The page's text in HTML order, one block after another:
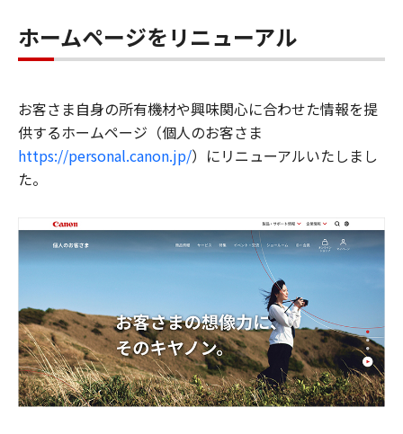
ホームページをリニューアル
お客さま自身の所有機材や興味関心に合わせた情報を提
供するホームページ（個人のお客さま
https://personal.canon.jp/）にリニューアルいたしまし
た。